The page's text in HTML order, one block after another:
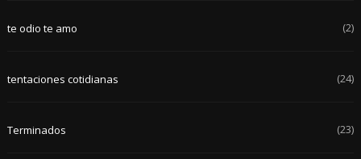
te odio te amo (2)
tentaciones cotidianas (24)
Terminados (23)